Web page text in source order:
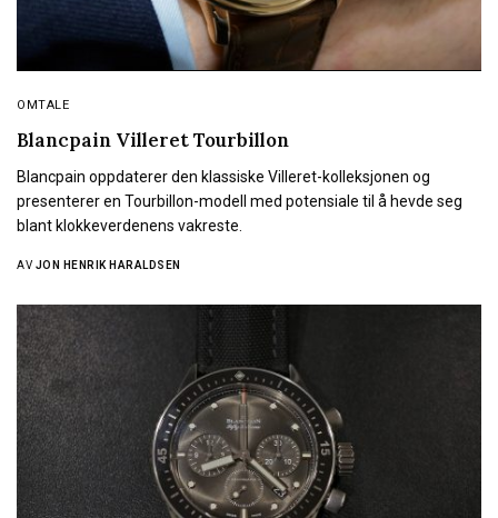
OMTALE
Blancpain Villeret Tourbillon
Blancpain oppdaterer den klassiske Villeret-kolleksjonen og
presenterer en Tourbillon-modell med potensiale til å hevde seg
blant klokkeverdenens vakreste.
AV JON HENRIK HARALDSEN